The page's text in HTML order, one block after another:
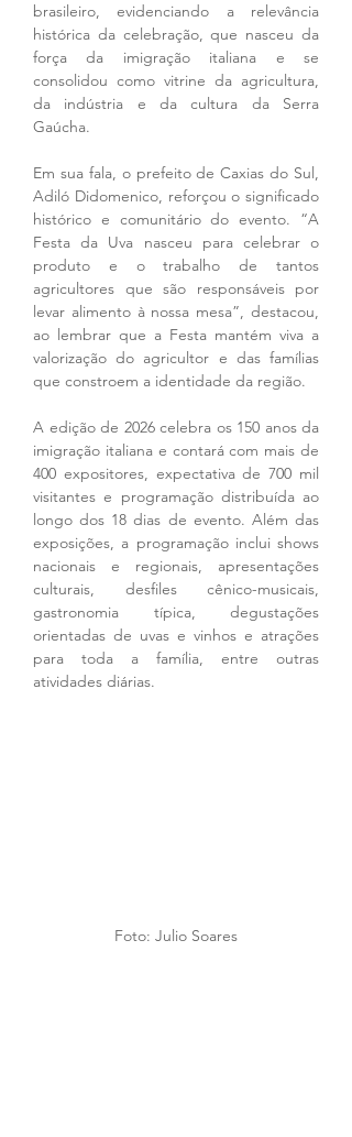
brasileiro, evidenciando a relevância
histórica da celebração, que nasceu da
força da imigração italiana e se
consolidou como vitrine da agricultura,
da indústria e da cultura da Serra
Gaúcha.
Em sua fala, o prefeito de Caxias do Sul,
Adiló Didomenico, reforçou o significado
histórico e comunitário do evento. “A
Festa da Uva nasceu para celebrar o
produto e o trabalho de tantos
agricultores que são responsáveis por
levar alimento à nossa mesa”, destacou,
ao lembrar que a Festa mantém viva a
valorização do agricultor e das famílias
que constroem a identidade da região.
A edição de 2026 celebra os 150 anos da
imigração italiana e contará com mais de
400 expositores, expectativa de 700 mil
visitantes e programação distribuída ao
longo dos 18 dias de evento. Além das
exposições, a programação inclui shows
nacionais e regionais, apresentações
culturais, desfiles cênico-musicais,
gastronomia típica, degustações
orientadas de uvas e vinhos e atrações
para toda a família, entre outras
atividades diárias.
Foto: Julio Soares